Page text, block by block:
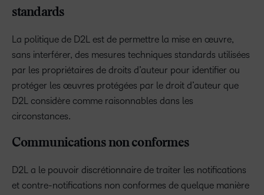
standards
La politique de D2L est de permettre la mise en œuvre,
sans interférer, des mesures techniques standards utilisées
par les propriétaires de droits d’auteur pour identifier ou
protéger les œuvres protégées par le droit d’auteur que
D2L considère comme raisonnables dans les
circonstances.
Communications non conformes
D2L a le pouvoir discrétionnaire de traiter les notifications
et contre-notifications non conformes de quelque manière